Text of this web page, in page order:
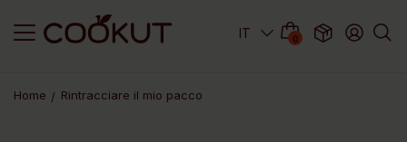
0
Home Rintracciare il mio pacco